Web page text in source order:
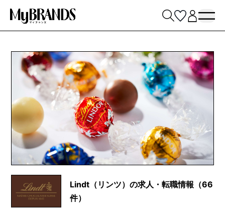
Lindt（リンツ）の求人・転職情報（66
件）